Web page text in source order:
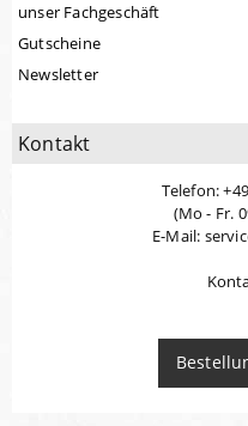
unser Fachgeschäft
Gutscheine
Newsletter
Kontakt
Telefon:
(Mo - Fr.
E-Mail: